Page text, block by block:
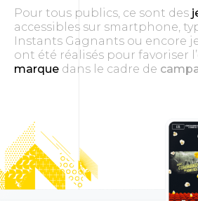
Pour tous publics, ce sont des
accessibles sur smartphone,
Instants Gagnants ou encore
ont été réalisés pour favoriser l’
marque dans le cadre de